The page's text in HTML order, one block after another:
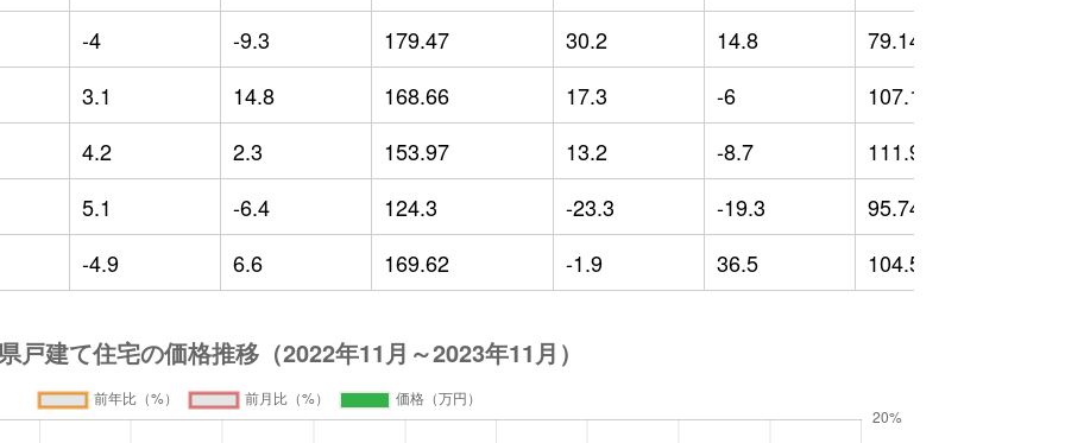
-4
-9.3 179.47 30.2 14.8 79.14
3.1
14.8 168.66 17.3 -6 107.18
4.2
2.3 153.97 13.2 -8.7 111.96
5.1
-6.4 124.3 -23.3 -19.3 95.74
-4.9
6.6 169.62 -1.9 36.5 104.59